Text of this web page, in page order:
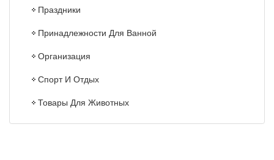
Праздники
Принадлежности Для Ванной
Организация
Спорт И Отдых
Товары Для Животных